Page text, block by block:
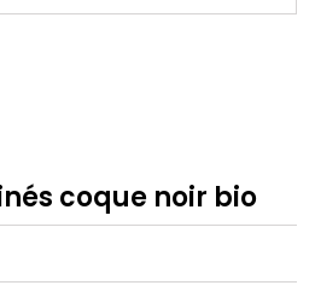
coque noir bio